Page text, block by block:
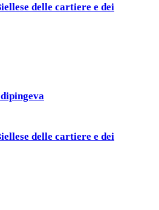
delle cartiere e dei
delle cartiere e dei